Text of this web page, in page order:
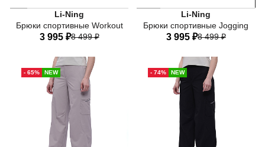
Li-Ning
Брюки спортивные Workout
3 995 ₽8 499 ₽
40 42 44 46
50
52
Li-Ning
Брюки спортивные Jogging
3 995 ₽8 499 ₽
40 42 44 46
- 65% NEW - 74% NEW